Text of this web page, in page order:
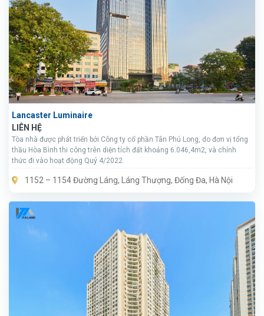
Lancaster Luminaire
LIÊN HỆ
Tòa nhà được phát triển bởi Công ty cổ phần Tân Phú Long, do đơn vị tổng
thầu Hòa Bình thi công trên diện tích đất khoảng 6.046,4m2, và chính
thức đi vào hoạt động Quý 4/2022.
1152 – 1154 Đường Láng, Láng Thượng, Đống Đa, Hà Nội